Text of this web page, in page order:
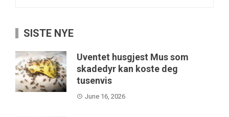
SISTE NYE
Uventet husgjest Mus som
skadedyr kan koste deg
tusenvis
June 16, 2026